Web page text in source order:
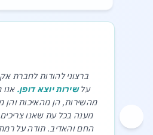
ברצוני להודות לחברת
עלשירות יוצא דופן. אנו
מהשירות, הן מהאיכות והן
מענה בכל עת שאנו
החם והאדיב. תודה על